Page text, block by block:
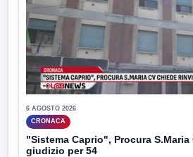
6 AGOSTO 2026
CRONACA
"Sistema Caprio", Procura
giudizio per 54